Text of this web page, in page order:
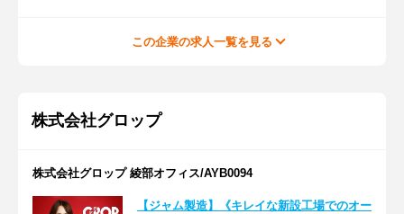
この企業の求人一覧を見る
株式会社グロップ
株式会社グロップ 綾部オフィス/AYB0094
【ジャム製造】《キレイな新設工場でのオー